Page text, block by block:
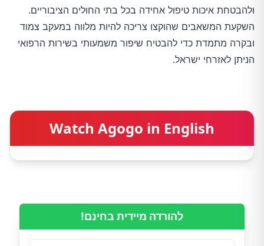
ולהבטחת איכות טיפול אחידה בכל בתי החולים הציבוריים.
השקעת המשאבים שהוקצו צריכה להיות מלווה במעקב צמוד
ובקרה מתמדת כדי להבטיח שיפור משמעותי בשירות הרפואי
הניתן לאזרחי ישראל.
Watch Agogo in English
להורדה מיידית בחינם!